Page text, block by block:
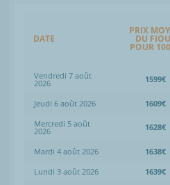
DATE
PRIX
DU
POUR
Vendredi 7 août
2026 1599€
Jeudi 6 août 2026 1609€
Mercredi 5 août
2026 1628€
Mardi 4 août 2026 1638€
Lundi 3 août 2026
1639€